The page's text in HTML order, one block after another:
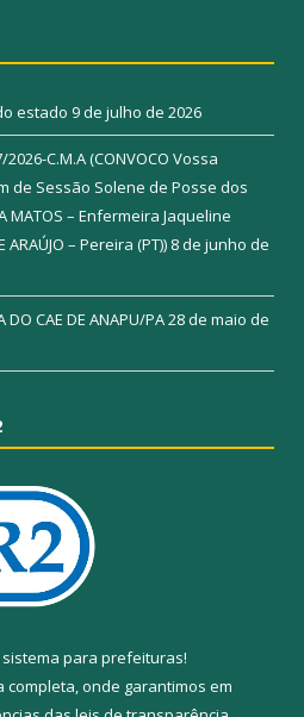
estado 9 de julho de 2026
C.M.A (CONVOCO Vossa
de Sessão Solene de Posse dos
MATOS – Enfermeira Jaqueline
ARAÚJO – Pereira (PT)) 8 de junho de
DO CAE DE ANAPU/PA28 de maio de
sistema para prefeituras!
completa, onde garantimos em